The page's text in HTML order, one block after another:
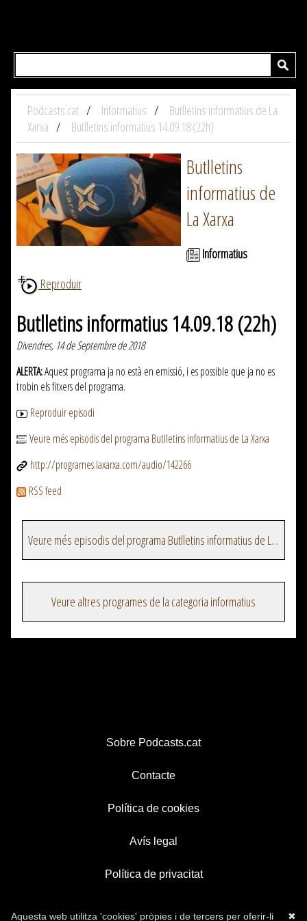
Podcasts.cat Informatius
Butlletins informatius de La
Xarxa
Butlletins informatius 14.09.18 (22h)
Butlletins
informatius de
La Xarxa
Informatius
Reproduir
Butlletins informatius 14.09.18 (22h)
Divendres, 14 de Septembre de 2018
ALERTA:Aquest programa ja no està en emissió, i es possible que ja no es
trobin els fitxers del programa.
Reproduir episodi
Veure més episodis del programa Butlletins informatius de La Xarxa
http://programes.laxarxa.com/audio/142266
RSS feed
Veure més episodis del programa Butlletins informatius de La Xarxa
Veure altres programes de la categoria informatius
Sobre Podcasts.cat
Contacte
Política de cookies
Avís legal
Política de privacitat
✖
Aquesta web utilitza 'cookies' pròpies i de tercers per oferir-li